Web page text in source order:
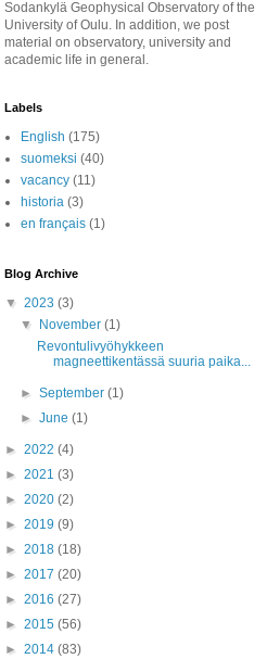
Sodankylä Geophysical Observatory of the
University of Oulu. In addition, we post
material on observatory, university and
academic life in general.
Labels
English (175)
suomeksi (40)
vacancy (11)
historia (3)
en français (1)
Blog Archive
▼ 2023 (3)
▼
November(1)
Revontulivyöhykkeen
magneettikentässä suuria paika...
►September(1)
►June(1)
► 2022 (4)
► 2021 (3)
► 2020 (2)
► 2019 (9)
► 2018 (18)
► 2017 (20)
► 2016 (27)
► 2015 (56)
► 2014 (83)